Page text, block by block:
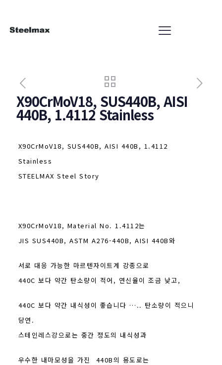
X90CrMoV18, SUS440B, AISI
440B, 1.4112 Stainless
X90CrMoV18, SUS440B, AISI 440B, 1.4112
Stainless
STEELMAX Steel Story
X90CrMoV18, Material No. 1.4112는
JIS SUS440B, ASTM A276-440B, AISI 440B와
서로 대응 가능한 마르텐자이트계 강종으로
440C 보다 약간 탄소량이 적어, 연신율이 조금 낮고,
440C 보다 약간 내식성이 좋습니다 ….. 탄소량이 적으니
당연.
스테인레스강으로는 중간 정도의 내식성과
우수한 내마모성을 가진 440B의 용도로는